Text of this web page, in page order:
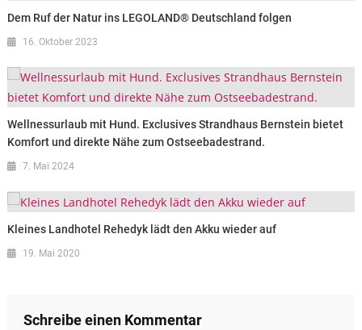
Dem Ruf der Natur ins LEGOLAND® Deutschland folgen
16. Oktober 2023
Wellnessurlaub mit Hund. Exclusives Strandhaus Bernstein bietet
Komfort und direkte Nähe zum Ostseebadestrand.
7. Mai 2024
Kleines Landhotel Rehedyk lädt den Akku wieder auf
19. Mai 2020
Schreibe einen Kommentar